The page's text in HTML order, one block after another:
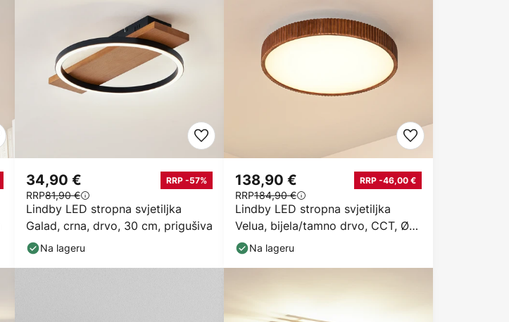
Lindby LED stropna svjetiljka
Galad, crna, drvo, 30 cm, prigušiva
34,90 € RRP -57%
RRP81,90 €
Na lageru
Lindby LED stropna svjetiljka
Velua, bijela/tamno drvo, CCT, Ø
50 cm
138,90 € RRP -46,00 €
RRP184,90 €
Na lageru